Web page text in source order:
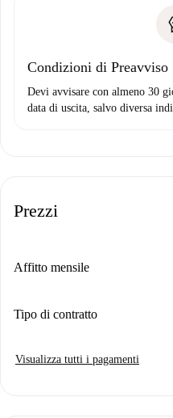
Condizioni di Preavviso
Devi avvisare con almeno 30
data di uscita, salvo diversa
Prezzi
Affitto mensile
Tipo di contratto
Visualizza tutti i pagamenti